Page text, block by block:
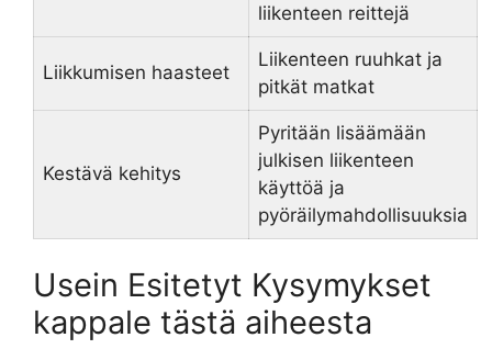
liikenteen reittejä
Liikkumisen haasteet
Liikenteen ruuhkat ja
pitkät matkat
Kestävä kehitys
Pyritään lisäämään
julkisen liikenteen
käyttöä ja
pyöräilymahdollisuuksia
Usein Esitetyt Kysymykset
kappale tästä aiheesta